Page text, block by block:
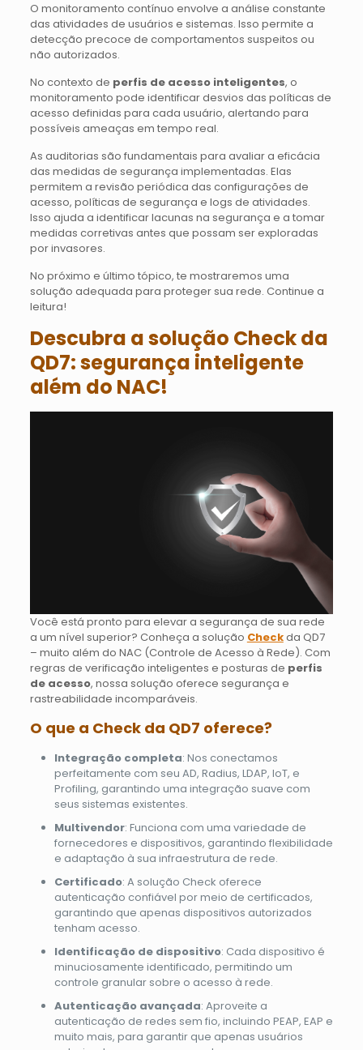
O monitoramento contínuo envolve a análise constante
das atividades de usuários e sistemas. Isso permite a
detecção precoce de comportamentos suspeitos ou
não autorizados.
No contexto de perfis de acesso inteligentes, o
monitoramento pode identificar desvios das políticas de
acesso definidas para cada usuário, alertando para
possíveis ameaças em tempo real.
As auditorias são fundamentais para avaliar a eficácia
das medidas de segurança implementadas. Elas
permitem a revisão periódica das configurações de
acesso, políticas de segurança e logs de atividades.
Isso ajuda a identificar lacunas na segurança e a tomar
medidas corretivas antes que possam ser exploradas
por invasores.
No próximo e último tópico, te mostraremos uma
solução adequada para proteger sua rede. Continue a
leitura!
Descubra a solução Check da
QD7: segurança inteligente
além do NAC!
Você está pronto para elevar a segurança de sua rede
a um nível superior? Conheça a solução Checkda QD7
– muito além do NAC (Controle de Acesso à Rede). Com
regras de verificação inteligentes e posturas de perfis
de acesso, nossa solução oferece segurança e
rastreabilidade incomparáveis.
O que a Check da QD7 oferece?
Integração completa: Nos conectamos
perfeitamente com seu AD, Radius, LDAP, IoT, e
Profiling, garantindo uma integração suave com
seus sistemas existentes.
Multivendor: Funciona com uma variedade de
fornecedores e dispositivos, garantindo flexibilidade
e adaptação à sua infraestrutura de rede.
Certificado: A solução Check oferece
autenticação confiável por meio de certificados,
garantindo que apenas dispositivos autorizados
tenham acesso.
Identificação de dispositivo: Cada dispositivo é
minuciosamente identificado, permitindo um
controle granular sobre o acesso à rede.
Autenticação avançada: Aproveite a
autenticação de redes sem fio, incluindo PEAP, EAP e
muito mais, para garantir que apenas usuários